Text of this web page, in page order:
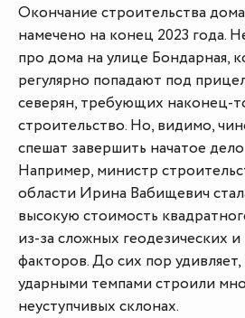
Окончание строительства
намечено на конец 2023 года.
про дома на улице Бондарная,
регулярно попадают под
северян, требующих наконец-
строительство. Но, видимо,
спешат завершить начатое
Например, министр
области Ирина Вабищевич
высокую стоимость
из-за сложных геодезических
факторов. До сих пор удивляет,
ударными темпами строили
неуступчивых склонах.